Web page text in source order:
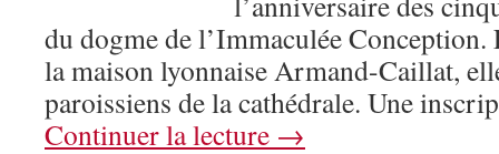
du dogme de l’Immaculée Conception.
la maison lyonnaise Armand-Caillat,
paroissiens de la cathédrale. Une
Continuer la lecture →